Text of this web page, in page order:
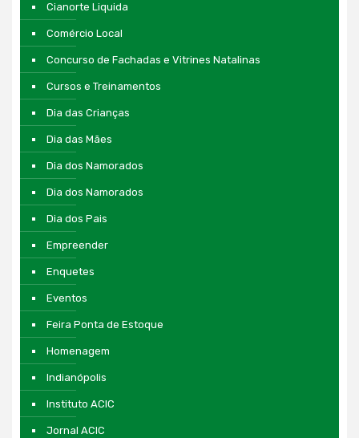
Cianorte Liquida
Comércio Local
Concurso de Fachadas e Vitrines Natalinas
Cursos e Treinamentos
Dia das Crianças
Dia das Mães
Dia dos Namorados
Dia dos Namorados
Dia dos Pais
Empreender
Enquetes
Eventos
Feira Ponta de Estoque
Homenagem
Indianópolis
Instituto ACIC
Jornal ACIC